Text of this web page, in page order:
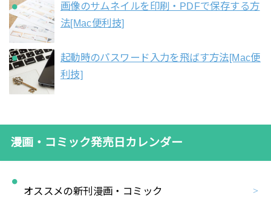
画像のサムネイルを印刷・PDFで保存する方
法[Mac便利技]
起動時のパスワード入力を飛ばす方法[Mac便
利技]
漫画・コミック発売日カレンダー
オススメの新刊漫画・コミック